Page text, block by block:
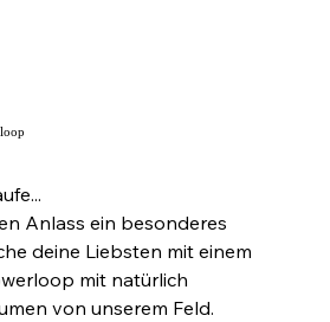
Anlass ein besonderes
deine Liebsten mit einem
mit natürlich
von unserem Feld.